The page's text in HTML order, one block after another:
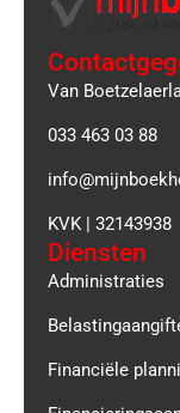
Van
033 463 03 88
KVK | 32143938
Diensten
Administraties
Financiële